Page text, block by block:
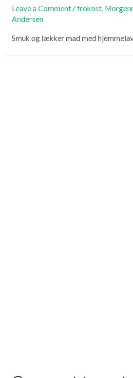
Leave a Comment /frokost,
Andersen
Smuk og lækker mad med